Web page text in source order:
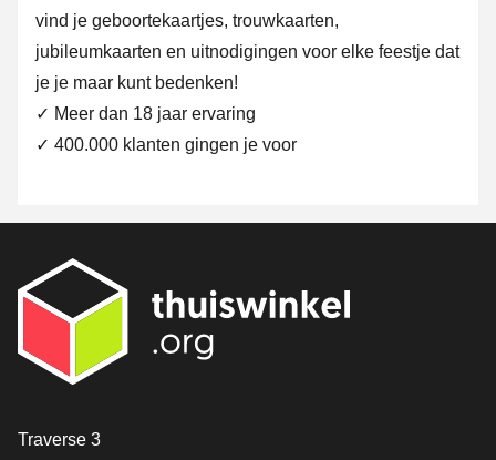
vind je geboortekaartjes, trouwkaarten,
jubileumkaarten en uitnodigingen voor elke feestje dat
je je maar kunt bedenken!
✓ Meer dan 18 jaar ervaring
✓ 400.000 klanten gingen je voor
Contact
Traverse 3